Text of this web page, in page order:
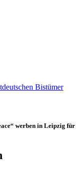
Bistümer
werben in Leipzig für